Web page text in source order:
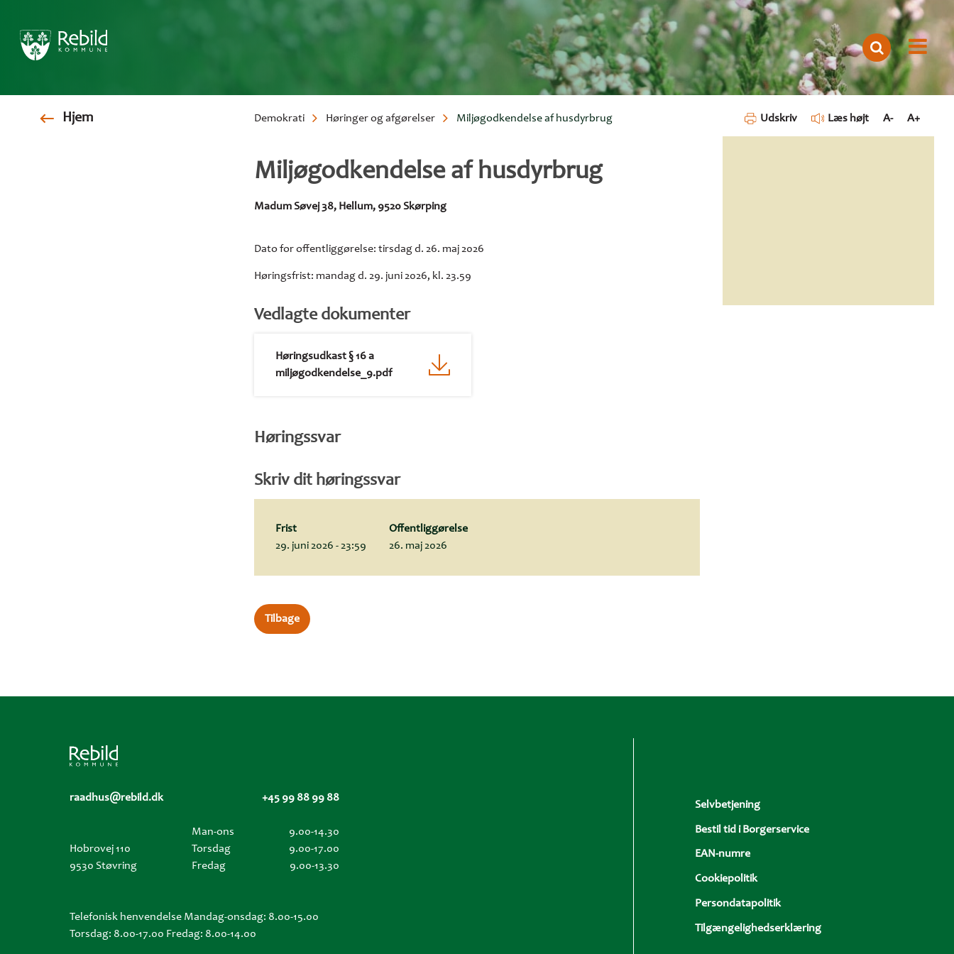
Hjem Demokrati Høringer og afgørelser Miljøgodkendelse af husdyrbrug Udskriv Læs højt A- A+
Miljøgodkendelse af husdyrbrug
Madum Søvej 38, Hellum, 9520 Skørping
Dato for offentliggørelse: tirsdag d. 26. maj 2026
Høringsfrist: mandag d. 29. juni 2026, kl. 23.59
Vedlagte dokumenter
Høringsudkast § 16 a
miljøgodkendelse_9.pdf
Høringssvar
Skriv dit høringssvar
Frist
29. juni 2026 - 23:59
Offentliggørelse
26. maj 2026
Tilbage
raadhus@rebild.dk +45 99 88 99 88
Hobrovej 110
9530 Støvring
Man-ons
9.00-14.30
Torsdag
9.00-17.00
Fredag
9.00-13.30
Telefonisk henvendelse Mandag-onsdag: 8.00-15.00
Torsdag: 8.00-17.00 Fredag: 8.00-14.00
Sidefod
Selvbetjening
Bestil tid i Borgerservice
EAN-numre
Cookiepolitik
Persondatapolitik
Tilgængelighedserklæring